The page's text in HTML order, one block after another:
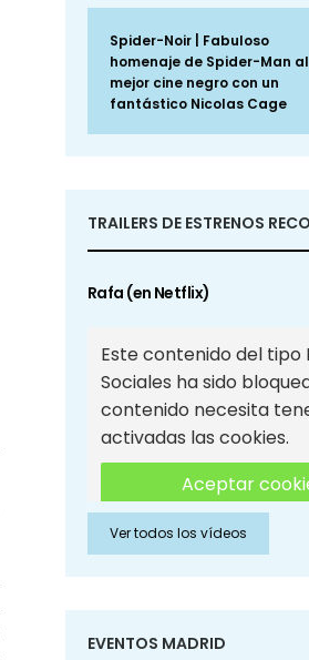
Spider-Noir | Fabuloso
homenaje de Spider-Man al
mejor cine negro con un
fantástico Nicolas Cage
TRAILERS DE ESTRENOS
Rafa (en Netflix)
Este contenido del tipo
Sociales ha sido
contenido necesita
activadas las cookies.
Aceptar
Aceptar cookies de
Sociales
Ver todos los vídeos
EVENTOS MADRID